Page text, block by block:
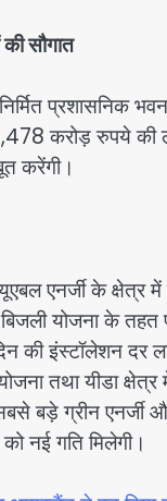
सौगात
प्रशासनिक
करोड़ रुपये की
करेंगी।
एनर्जी के क्षेत्र
बिजली योजना के
की इंस्टॉलेशन
तथा यीडा
बड़े ग्रीन
नई गति मिलेगी।